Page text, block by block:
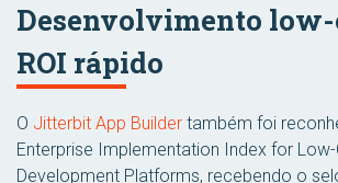
Desenvolvimento low-
ROI rápido
O Jitterbit App Builder também foi
Enterprise Implementation Index for
Development Platforms, recebendo o